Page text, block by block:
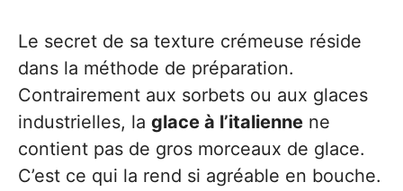
Le secret de sa texture crémeuse réside
dans la méthode de préparation.
Contrairement aux sorbets ou aux glaces
industrielles, la glace à l’italienne ne
contient pas de gros morceaux de glace.
C’est ce qui la rend si agréable en bouche.